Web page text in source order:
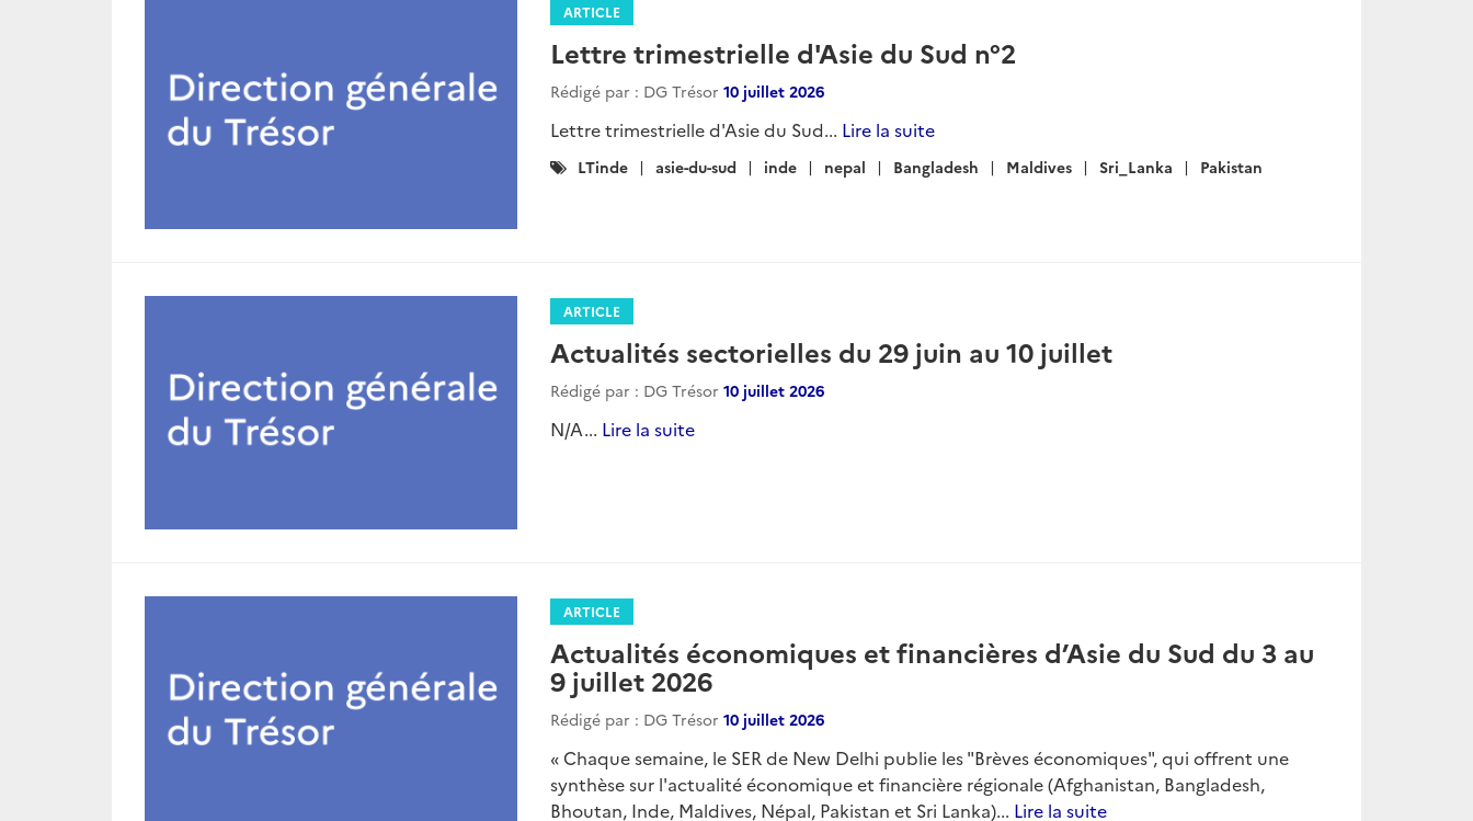
ARTICLE
Lettre trimestrielle d'Asie du Sud n°2
Rédigé par : DG Trésor 10 juillet 2026
Lettre trimestrielle d'Asie du Sud... Lire la suite
Catégories
LTinde asie-du-sud inde nepal Bangladesh Maldives Sri_Lanka Pakistan
ARTICLE
Actualités sectorielles du 29 juin au 10 juillet
Rédigé par : DG Trésor 10 juillet 2026
N/A... Lire la suite
ARTICLE
Actualités économiques et financières d’Asie du Sud du 3 au
9 juillet 2026
Rédigé par : DG Trésor 10 juillet 2026
« Chaque semaine, le SER de New Delhi publie les "Brèves économiques", qui offrent une
synthèse sur l'actualité économique et financière régionale (Afghanistan, Bangladesh,
Bhoutan, Inde, Maldives, Népal, Pakistan et Sri Lanka)... Lire la suite